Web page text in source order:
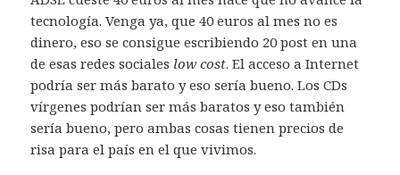
tecnología. Venga ya, que 40 euros al mes no es
dinero, eso se consigue escribiendo 20 post en una
de esas redes sociales low cost. El acceso a Internet
podría ser más barato y eso sería bueno. Los CDs
vírgenes podrían ser más baratos y eso también
sería bueno, pero ambas cosas tienen precios de
risa para el país en el que vivimos.